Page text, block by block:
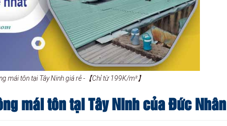
mái tôn tại Tây Ninh giá rẻ -【Chỉ từ 199K/m²】
mái tôn tại Tây Ninh của Đức